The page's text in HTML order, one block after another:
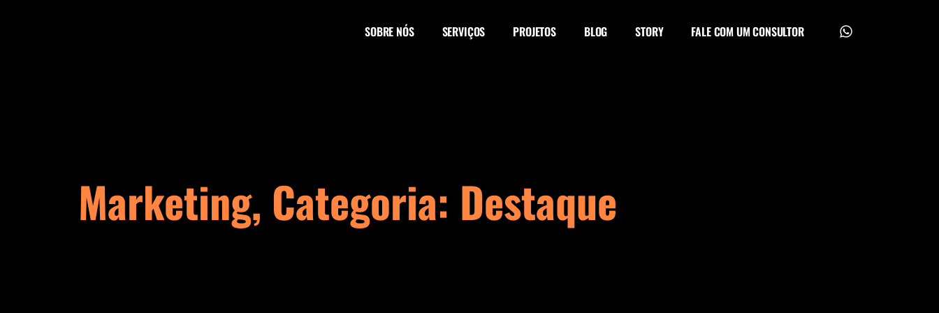
SOBRE NÓS SERVIÇOS PROJETOS BLOG STORY FALE COM UM CONSULTOR
Marketing, Categoria: Destaque